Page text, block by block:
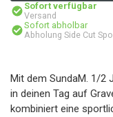
Sofort verfügbar
Versand
Sofort abholbar
Abholung Side Cut
Mit dem SundaM. 1/2
in deinen Tag auf
kombiniert eine